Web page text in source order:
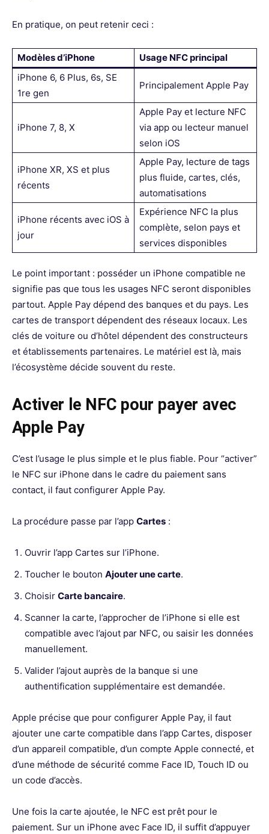
En pratique, on peut retenir ceci :
Modèles d’iPhone
Usage NFC principal
iPhone 6, 6 Plus, 6s, SE
1re gen
Principalement Apple Pay
iPhone 7, 8, X
Apple Pay et lecture NFC
via app ou lecteur manuel
selon iOS
iPhone XR, XS et plus
récents
Apple Pay, lecture de tags
plus fluide, cartes, clés,
automatisations
iPhone récents avec iOS à
jour
Expérience NFC la plus
complète, selon pays et
services disponibles
Le point important : posséder un iPhone compatible ne
signifie pas que tous les usages NFC seront disponibles
partout. Apple Pay dépend des banques et du pays. Les
cartes de transport dépendent des réseaux locaux. Les
clés de voiture ou d’hôtel dépendent des constructeurs
et établissements partenaires. Le matériel est là, mais
l’écosystème décide souvent du reste.
Activer le NFC pour payer avec
Apple Pay
C’est l’usage le plus simple et le plus fiable. Pour “activer”
le NFC sur iPhone dans le cadre du paiement sans
contact, il faut configurer Apple Pay.
La procédure passe par l’app Cartes :
Ouvrir l’app Cartes sur l’iPhone.
Toucher le bouton Ajouter une carte.
Choisir Carte bancaire.
Scanner la carte, l’approcher de l’iPhone si elle est
compatible avec l’ajout par NFC, ou saisir les données
manuellement.
Valider l’ajout auprès de la banque si une
authentification supplémentaire est demandée.
Apple précise que pour configurer Apple Pay, il faut
ajouter une carte compatible dans l’app Cartes, disposer
d’un appareil compatible, d’un compte Apple connecté, et
d’une méthode de sécurité comme Face ID, Touch ID ou
un code d’accès.
Une fois la carte ajoutée, le NFC est prêt pour le
paiement. Sur un iPhone avec Face ID, il suffit d’appuyer